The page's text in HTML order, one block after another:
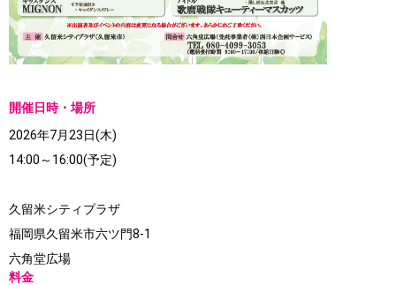
開催日時・場所
2026年7月23日(木)
14:00～16:00(予定)
久留米シティプラザ
福岡県久留米市六ツ門8-1
六角堂広場
料金